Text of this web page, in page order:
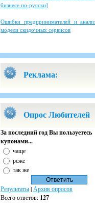
бизнесе по-русски]
Ошибки предпринимателей и
модели скидочных сервисов
Реклама:
Опрос Любителей
За последний год Вы пользуетесь
купонами...
чаще
реже
так же
Результаты| Архив опросов
Всего ответов: 127